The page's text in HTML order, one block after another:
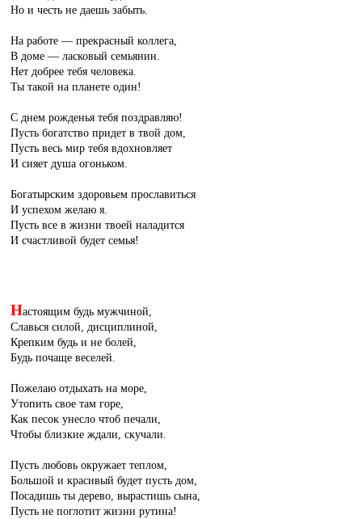
Но и честь не даешь забыть.
На работе — прекрасный коллега,
В доме — ласковый семьянин.
Нет добрее тебя человека.
Ты такой на планете один!
С днем рожденья тебя поздравляю!
Пусть богатство придет в твой дом,
Пусть весь мир тебя вдохновляет
И сияет душа огоньком.
Богатырским здоровьем прославиться
И успехом желаю я.
Пусть все в жизни твоей наладится
И счастливой будет семья!
Настоящим будь мужчиной,
Славься силой, дисциплиной,
Крепким будь и не болей,
Будь почаще веселей.
Пожелаю отдыхать на море,
Утопить свое там горе,
Как песок унесло чтоб печали,
Чтобы близкие ждали, скучали.
Пусть любовь окружает теплом,
Большой и красивый будет пусть дом,
Посадишь ты дерево, вырастишь сына,
Пусть не поглотит жизни рутина!